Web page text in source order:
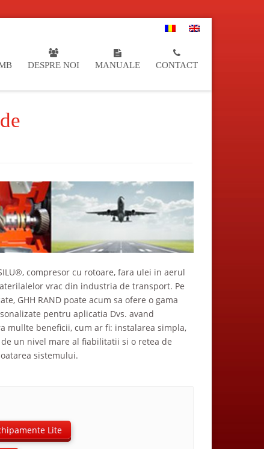
DESPRE NOI MANUALE CONTACT
compresor cu rotoare, fara ulei in aerul
vrac din industria de transport. Pe
GHH RAND poate acum sa ofere o gama
pentru aplicatia Dvs. avand
mullte beneficii, cum ar fi: instalarea simpla,
un nivel mare al fiabilitatii si o retea de
sistemului.
Lite